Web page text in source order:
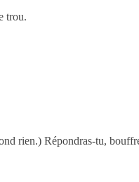
trou.
rien.) Répondras-tu,